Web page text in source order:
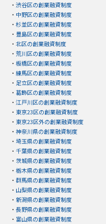
・ 渋谷区の創業融資制度
・ 中野区の創業融資制度
・ 杉並区の創業融資制度
・ 豊島区の創業融資制度
・ 北区の創業融資制度
・ 荒川区の創業融資制度
・ 板橋区の創業融資制度
・ 練馬区の創業融資制度
・ 足立区の創業融資制度
・ 葛飾区の創業融資制度
・ 江戸川区の創業融資制度
・ 東京23区の創業融資制度
・ 東京23区外の創業融資制度
・ 神奈川県の創業融資制度
・ 埼玉県の創業融資制度
・ 千葉県の創業融資制度
・ 茨城県の創業融資制度
・ 栃木県の創業融資制度
・ 群馬県の創業融資制度
・ 山梨県の創業融資制度
・ 新潟県の創業融資制度
・ 長野県の創業融資制度
・ 富山県の創業融資制度